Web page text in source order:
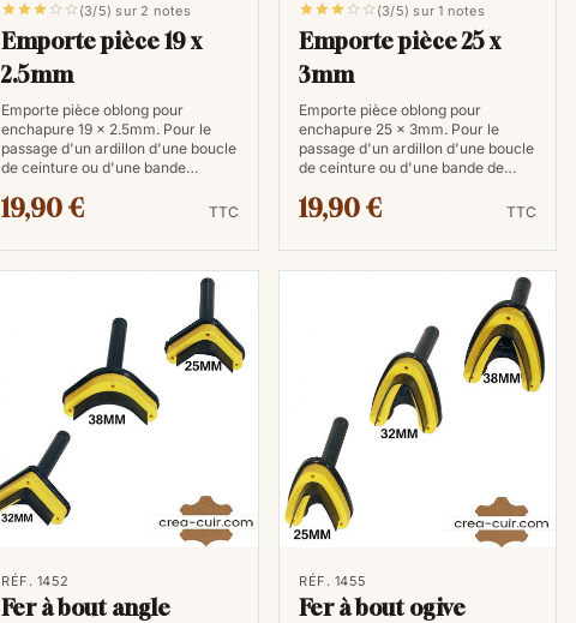
   (3/5) sur 2 notes
Emporte pièce 19 x
2.5mm
Emporte pièce oblong pour
enchapure 19 x 2.5mm. Pour le
passage d'un ardillon d'une boucle
de ceinture ou d'une bande…
19,90 € TTC
   (3/5) sur 1 notes
Emporte pièce 25 x
3mm
Emporte pièce oblong pour
enchapure 25 x 3mm. Pour le
passage d'un ardillon d'une boucle
de ceinture ou d'une bande de…
19,90 € TTC
RÉF. 1452
Fer à bout angle
RÉF. 1455
Fer à bout ogive